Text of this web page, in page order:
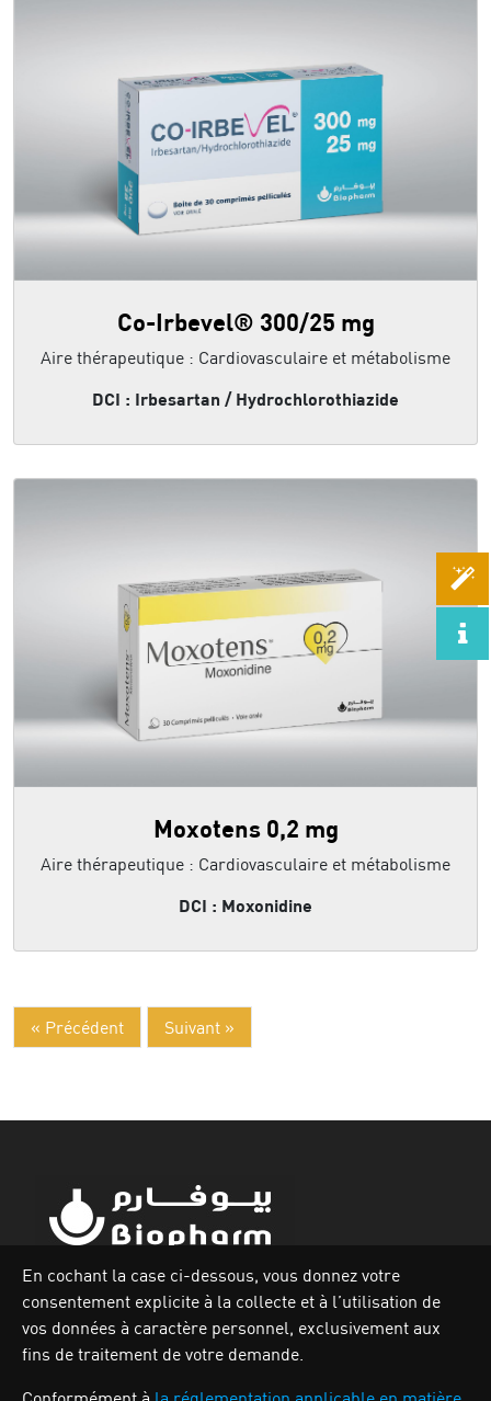
Co-Irbevel® 300/25 mg
Aire thérapeutique : Cardiovasculaire et métabolisme
DCI : Irbesartan / Hydrochlorothiazide
Moxotens 0,2 mg
Aire thérapeutique : Cardiovasculaire et métabolisme
DCI : Moxonidine
« Précédent Suivant »
Zone industrielle Oued Smar,Lot N`62, Voie n36, Alger.
En cochant la case ci-dessous, vous donnez votre
consentement explicite à la collecte et à l’utilisation de
vos données à caractère personnel, exclusivement aux
fins de traitement de votre demande.